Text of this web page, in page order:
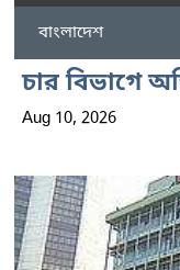
বাংলাদেশ
চার বিভাগে
Aug 10, 2026